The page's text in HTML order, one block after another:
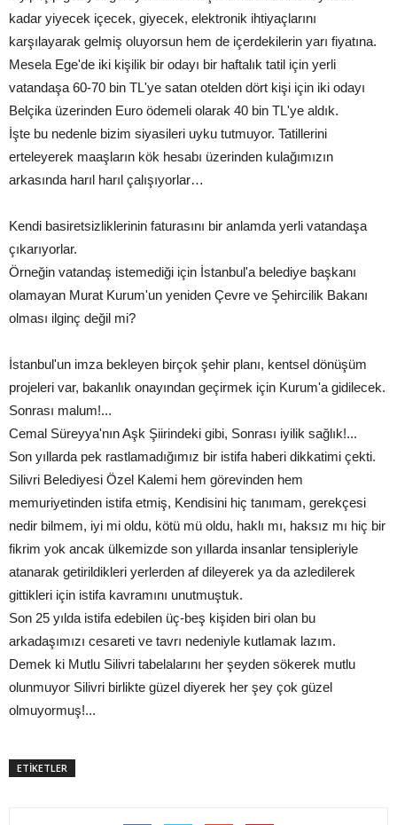
kadar yiyecek içecek, giyecek, elektronik ihtiyaçlarını
karşılayarak gelmiş oluyorsun hem de içerdekilerin yarı fiyatına.
Mesela Ege'de iki kişilik bir odayı bir haftalık tatil için yerli
vatandaşa 60-70 bin TL'ye satan otelden dört kişi için iki odayı
Belçika üzerinden Euro ödemeli olarak 40 bin TL'ye aldık.
İşte bu nedenle bizim siyasileri uyku tutmuyor. Tatillerini
erteleyerek maaşların kök hesabı üzerinden kulağımızın
arkasında harıl harıl çalışıyorlar…
Kendi basiretsizliklerinin faturasını bir anlamda yerli vatandaşa
çıkarıyorlar.
Örneğin vatandaş istemediği için İstanbul'a belediye başkanı
olamayan Murat Kurum'un yeniden Çevre ve Şehircilik Bakanı
olması ilginç değil mi?
İstanbul'un imza bekleyen birçok şehir planı, kentsel dönüşüm
projeleri var, bakanlık onayından geçirmek için Kurum'a gidilecek.
Sonrası malum!...
Cemal Süreyya'nın Aşk Şiirindeki gibi, Sonrası iyilik sağlık!...
Son yıllarda pek rastlamadığımız bir istifa haberi dikkatimi çekti.
Silivri Belediyesi Özel Kalemi hem görevinden hem
memuriyetinden istifa etmiş, Kendisini hiç tanımam, gerekçesi
nedir bilmem, iyi mi oldu, kötü mü oldu, haklı mı, haksız mı hiç bir
fikrim yok ancak ülkemizde son yıllarda insanlar tensipleriyle
atanarak getirildikleri yerlerden af dileyerek ya da azledilerek
gittikleri için istifa kavramını unutmuştuk.
Son 25 yılda istifa edebilen üç-beş kişiden biri olan bu
arkadaşımızı cesareti ve tavrı nedeniyle kutlamak lazım.
Demek ki Mutlu Silivri tabelalarını her şeyden sökerek mutlu
olunmuyor Silivri birlikte güzel diyerek her şey çok güzel
olmuyormuş!...
ETİKETLER